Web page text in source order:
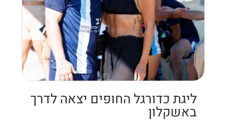
ליגת כדורגל החופים יצאה לדרך
באשקלון